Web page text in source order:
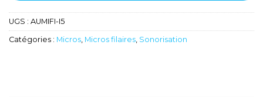
UGS : AUMIFI-I5
Catégories : Micros, Micros filaires, Sonorisation